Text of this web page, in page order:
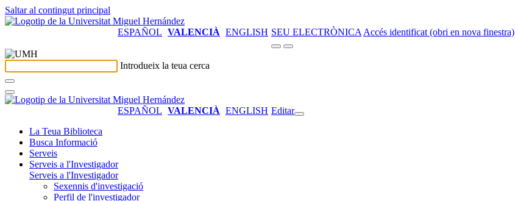
Saltar al contingut principal
ESPAÑOL VALENCIÀ ENGLISH SEU ELECTRÒNICA Accés identificat (obri en nova finestra)
Introdueix la teua cerca
ESPAÑOL VALENCIÀ ENGLISH Editar
La Teua Biblioteca
Busca Informació
Serveis
Serveis a l'Investigador
Serveis a l'Investigador
Sexennis d'investigació
Perfil de l'investigador